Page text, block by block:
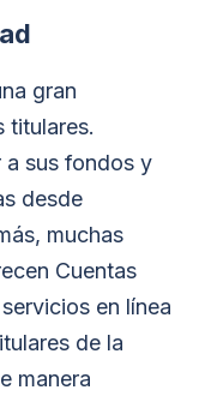
gran
titulares.
a sus fondos y
desde
muchas
Cuentas
en línea
de la
manera